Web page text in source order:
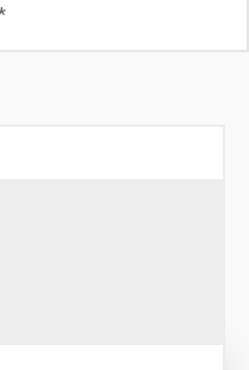
Geräte oder App
27-Gang-
gebaut werden. Die